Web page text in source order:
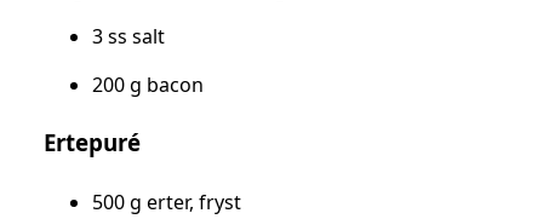
3 ss salt
200 g bacon
Ertepuré
500 g erter, fryst